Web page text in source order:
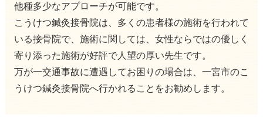
他種多少なアプローチが可能です。
こうけつ鍼灸接骨院は、多くの患者様の施術を行われて
いる接骨院で、施術に関しては、女性ならではの優しく
寄り添った施術が好評で人望の厚い先生です。
万が一交通事故に遭遇してお困りの場合は、一宮市のこ
うけつ鍼灸接骨院へ行かれることをお勧めします。